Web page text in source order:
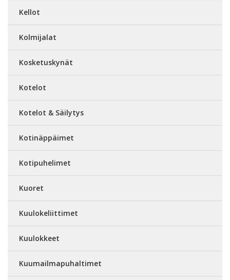
Kellot
Kolmijalat
Kosketuskynät
Kotelot
Kotelot & Säilytys
Kotinäppäimet
Kotipuhelimet
Kuoret
Kuulokeliittimet
Kuulokkeet
Kuumailmapuhaltimet